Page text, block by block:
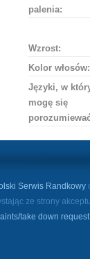
palenia:
Wzrost:
Kolor włosów:
Języki, w
mogę się
Serwis Randkowy
ze strony
take down request